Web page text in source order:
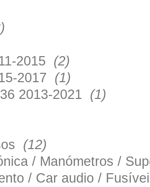
2015 (2)
2017 (1)
2013-2021 (1)
(12)
/ Manómetros /
/ Car audio /